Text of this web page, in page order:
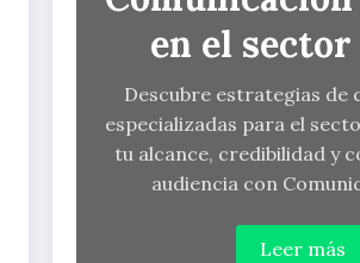
en el
Descubre estrategias de
especializadas para el
tu alcance, credibilidad y
audiencia con
Leer más